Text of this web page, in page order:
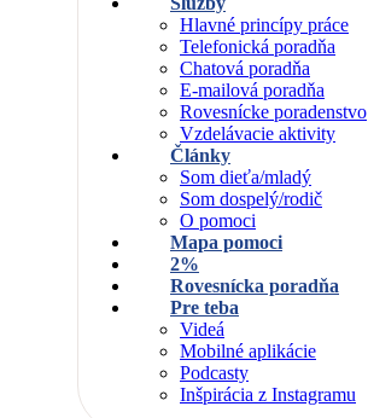
Hlavné princípy práce
Telefonická poradňa
Chatová poradňa
E-mailová poradňa
Rovesnícke poradenstvo
Vzdelávacie aktivity
Články
Som dieťa/mladý
Som dospelý/rodič
O pomoci
Mapa pomoci
2%
Rovesnícka poradňa
Pre teba
Videá
Mobilné aplikácie
Podcasty
Inšpirácia z Instagramu